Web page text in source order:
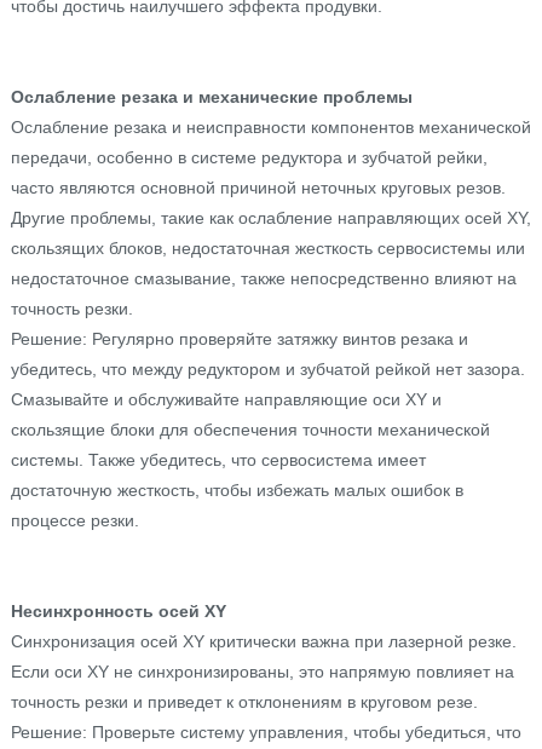
чтобы достичь наилучшего эффекта продувки.
Ослабление резака и механические проблемы
Ослабление резака и неисправности компонентов механической
передачи, особенно в системе редуктора и зубчатой рейки,
часто являются основной причиной неточных круговых резов.
Другие проблемы, такие как ослабление направляющих осей XY,
скользящих блоков, недостаточная жесткость сервосистемы или
недостаточное смазывание, также непосредственно влияют на
точность резки.
Решение: Регулярно проверяйте затяжку винтов резака и
убедитесь, что между редуктором и зубчатой рейкой нет зазора.
Смазывайте и обслуживайте направляющие оси XY и
скользящие блоки для обеспечения точности механической
системы. Также убедитесь, что сервосистема имеет
достаточную жесткость, чтобы избежать малых ошибок в
процессе резки.
Несинхронность осей XY
Синхронизация осей XY критически важна при лазерной резке.
Если оси XY не синхронизированы, это напрямую повлияет на
точность резки и приведет к отклонениям в круговом резе.
Решение: Проверьте систему управления, чтобы убедиться, что